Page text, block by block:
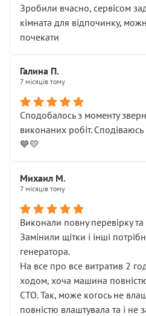
Зробили вчасно, сервісом
кімната для відпочинку,
почекати
Галина П.
7 місяців тому
Сподобалось з моменту
виконаних робіт.
💙💛
Михаил М.
7 місяців тому
Виконали повну перевірку
Замінили щітки і інші
генератора.
На все про все витратив 2
ходом, хоча машина
СТО. Так, може когось не
повністю влаштувала та і не